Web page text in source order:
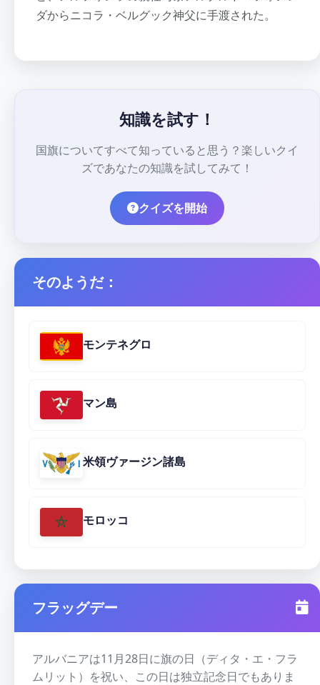
ダからニコラ・ベルグック神父に手渡された。
知識を試す！
国旗についてすべて知っていると思う？楽しいクイ
ズであなたの知識を試してみて！
クイズを開始
そのようだ：
モンテネグロ
マン島
米領ヴァージン諸島
モロッコ
フラッグデー
アルバニアは11月28日に旗の日（ディタ・エ・フラ
ムリット）を祝い、この日は独立記念日でもありま